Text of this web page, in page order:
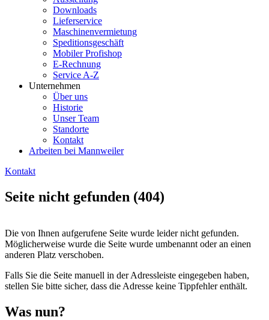
Downloads
Lieferservice
Maschinenvermietung
Speditionsgeschäft
Mobiler Profishop
E-Rechnung
Service A-Z
Unternehmen
Über uns
Historie
Unser Team
Standorte
Kontakt
Arbeiten bei Mannweiler
Kontakt
Seite nicht gefunden (404)
Die von Ihnen aufgerufene Seite wurde leider nicht gefunden.
Möglicherweise wurde die Seite wurde umbenannt oder an einen
anderen Platz verschoben.
Falls Sie die Seite manuell in der Adressleiste eingegeben haben,
stellen Sie bitte sicher, dass die Adresse keine Tippfehler enthält.
Was nun?